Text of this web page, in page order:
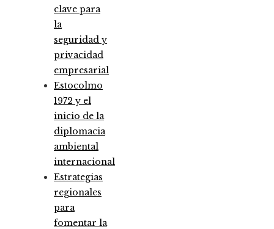
clave para
la
seguridad y
privacidad
empresarial
Estocolmo
1972 y el
inicio de la
diplomacia
ambiental
internacional
Estrategias
regionales
para
fomentar la